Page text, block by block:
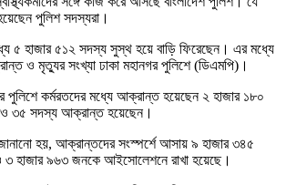
পুলিশ সদস্যরা।
৫ হাজার ৫১২ সদস্য সুস্থ হয়ে বাড়ি ফিরেছেন। এর মধ্যে
ও মৃত্যুর সংখ্যা ঢাকা মহানগর পুলিশে (ডিএমপি)।
পুলিশে কর্মরতদের মধ্যে আক্রান্ত হয়েছেন ২ হাজার ১৮০
৩৫ সদস্য আক্রান্ত হয়েছেন।
হয়, আক্রান্তদের সংস্পর্শে আসায় ৯ হাজার ৩৪৫
৩ হাজার ৯৬৩ জনকে আইসোলেশনে রাখা হয়েছে।